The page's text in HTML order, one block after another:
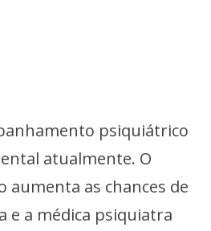
psiquiátrico
atualmente. O
aumenta as chances de
e a médica psiquiatra